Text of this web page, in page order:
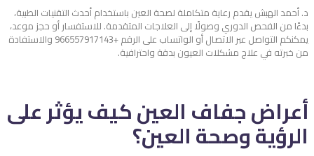
د. أحمد الهبش يقدم رعاية متكاملة لصحة العين باستخدام أحدث التقنيات الطبية،
بدءًا من الفحص الدوري وصولًا إلى العلاجات المتقدمة. للاستفسار أو حجز موعد،
يمكنكم التواصل عبر الاتصال أو الواتساب على الرقم +966557917143 والاستفادة
من خبرته في علاج مشكلات العيون بدقة واحترافية.
أعراض جفاف العين كيف يؤثر على
الرؤية وصحة العين؟